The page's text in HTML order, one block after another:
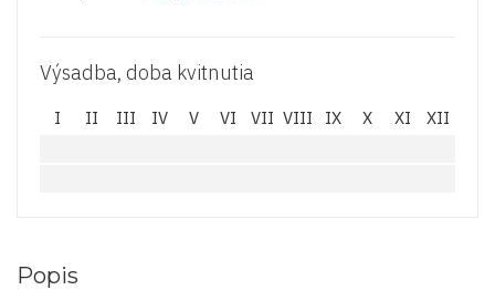
Výsadba, doba kvitnutia
I II III IV V VI VII VIII IX X XI XII
Popis